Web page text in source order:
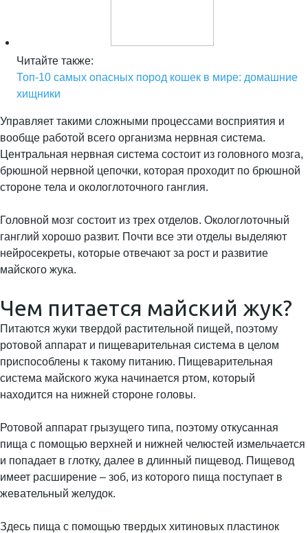
Читайте также:
Топ-10 самых опасных пород кошек в мире: домашние
хищники
Управляет такими сложными процессами восприятия и
вообще работой всего организма нервная система.
Центральная нервная система состоит из головного мозга,
брюшной нервной цепочки, которая проходит по брюшной
стороне тела и окологлоточного ганглия.
Головной мозг состоит из трех отделов. Окологлоточный
ганглий хорошо развит. Почти все эти отделы выделяют
нейросекреты, которые отвечают за рост и развитие
майского жука.
Чем питается майский жук?
Питаются жуки твердой растительной пищей, поэтому
ротовой аппарат и пищеварительная система в целом
приспособлены к такому питанию. Пищеварительная
система майского жука начинается ртом, который
находится на нижней стороне головы.
Ротовой аппарат грызущего типа, поэтому откусанная
пища с помощью верхней и нижней челюстей измельчается
и попадает в глотку, далее в длинный пищевод. Пищевод
имеет расширение – зоб, из которого пища поступает в
жевательный желудок.
Здесь пища с помощью твердых хитиновых пластинок